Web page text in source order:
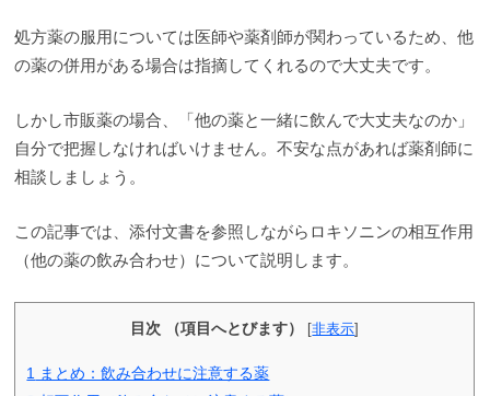
処方薬の服用については医師や薬剤師が関わっているため、他
の薬の併用がある場合は指摘してくれるので大丈夫です。
しかし市販薬の場合、「他の薬と一緒に飲んで大丈夫なのか」
自分で把握しなければいけません。不安な点があれば薬剤師に
相談しましょう。
この記事では、添付文書を参照しながらロキソニンの相互作用
（他の薬の飲み合わせ）について説明します。
目次 （項目へとびます） [非表示]
1
まとめ：飲み合わせに注意する薬